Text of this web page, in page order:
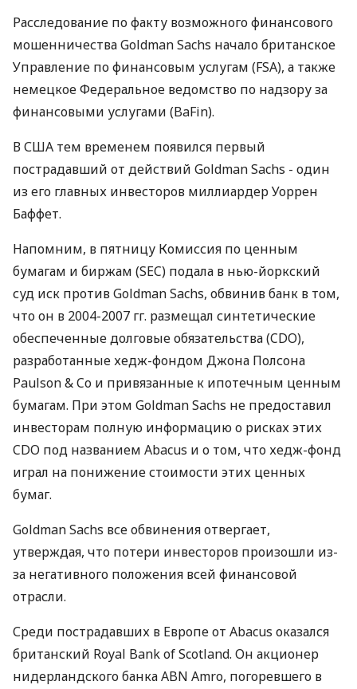
Расследование по факту возможного финансового
мошенничества Goldman Sachs начало британское
Управление по финансовым услугам (FSA), а также
немецкое Федеральное ведомство по надзору за
финансовыми услугами (BaFin).
В США тем временем появился первый
пострадавший от действий Goldman Sachs - один
из его главных инвесторов миллиардер Уоррен
Баффет.
Напомним, в пятницу Комиссия по ценным
бумагам и биржам (SEC) подала в нью-йоркский
суд иск против Goldman Sachs, обвинив банк в том,
что он в 2004-2007 гг. размещал синтетические
обеспеченные долговые обязательства (CDO),
разработанные хедж-фондом Джона Полсона
Paulson & Co и привязанные к ипотечным ценным
бумагам. При этом Goldman Sachs не предоставил
инвесторам полную информацию о рисках этих
CDO под названием Abacus и о том, что хедж-фонд
играл на понижение стоимости этих ценных
бумаг.
Goldman Sachs все обвинения отвергает,
утверждая, что потери инвесторов произошли из-
за негативного положения всей финансовой
отрасли.
Среди пострадавших в Европе от Abacus оказался
британский Royal Bank of Scotland. Он акционер
нидерландского банка ABN Amrо, погоревшего в